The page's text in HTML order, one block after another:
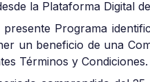
la Plataforma Digital
Programa
un beneficio de una
Términos y Condiciones.